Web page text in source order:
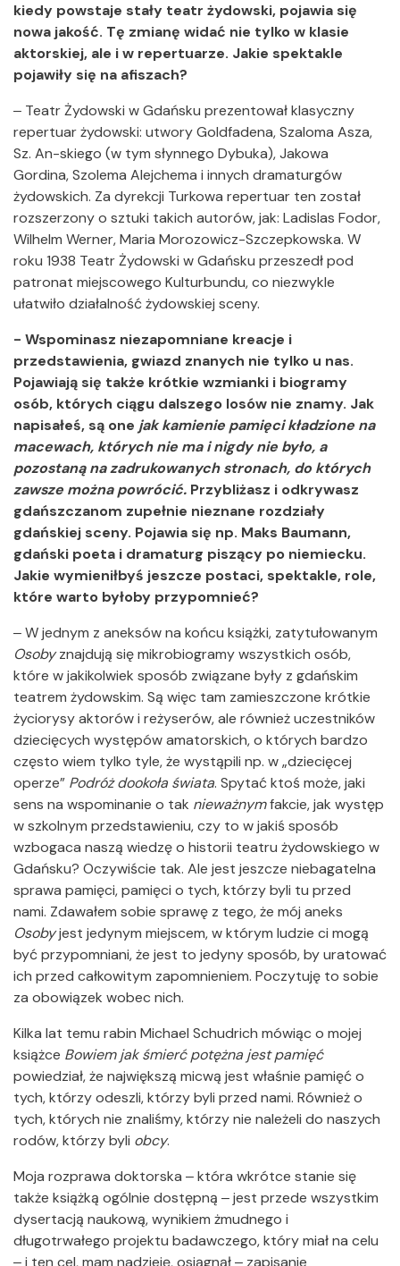
kiedy powstaje stały teatr żydowski, pojawia się
nowa jakość. Tę zmianę widać nie tylko w klasie
aktorskiej, ale i w repertuarze. Jakie spektakle
pojawiły się na afiszach?
‒ Teatr Żydowski w Gdańsku prezentował klasyczny
repertuar żydowski: utwory Goldfadena, Szaloma Asza,
Sz. An-skiego (w tym słynnego Dybuka), Jakowa
Gordina, Szolema Alejchema i innych dramaturgów
żydowskich. Za dyrekcji Turkowa repertuar ten został
rozszerzony o sztuki takich autorów, jak: Ladislas Fodor,
Wilhelm Werner, Maria Morozowicz-Szczepkowska. W
roku 1938 Teatr Żydowski w Gdańsku przeszedł pod
patronat miejscowego Kulturbundu, co niezwykle
ułatwiło działalność żydowskiej sceny.
- Wspominasz niezapomniane kreacje i
przedstawienia, gwiazd znanych nie tylko u nas.
Pojawiają się także krótkie wzmianki i biogramy
osób, których ciągu dalszego losów nie znamy. Jak
napisałeś, są one jak kamienie pamięci kładzione na
macewach, których nie ma i nigdy nie było, a
pozostaną na zadrukowanych stronach, do których
zawsze można powrócić. Przybliżasz i odkrywasz
gdańszczanom zupełnie nieznane rozdziały
gdańskiej sceny. Pojawia się np. Maks Baumann,
gdański poeta i dramaturg piszący po niemiecku.
Jakie wymieniłbyś jeszcze postaci, spektakle, role,
które warto byłoby przypomnieć?
‒ W jednym z aneksów na końcu książki, zatytułowanym
Osobyznajdują się mikrobiogramy wszystkich osób,
które w jakikolwiek sposób związane były z gdańskim
teatrem żydowskim. Są więc tam zamieszczone krótkie
życiorysy aktorów i reżyserów, ale również uczestników
dziecięcych występów amatorskich, o których bardzo
często wiem tylko tyle, że wystąpili np. w „dziecięcej
operze” Podróż dookoła świata. Spytać ktoś może, jaki
sens na wspominanie o tak nieważnymfakcie, jak występ
w szkolnym przedstawieniu, czy to w jakiś sposób
wzbogaca naszą wiedzę o historii teatru żydowskiego w
Gdańsku? Oczywiście tak. Ale jest jeszcze niebagatelna
sprawa pamięci, pamięci o tych, którzy byli tu przed
nami. Zdawałem sobie sprawę z tego, że mój aneks
Osobyjest jedynym miejscem, w którym ludzie ci mogą
być przypomniani, że jest to jedyny sposób, by uratować
ich przed całkowitym zapomnieniem. Poczytuję to sobie
za obowiązek wobec nich.
Kilka lat temu rabin Michael Schudrich mówiąc o mojej
książce Bowiem jak śmierć potężna jest pamięć
powiedział, że największą micwą jest właśnie pamięć o
tych, którzy odeszli, którzy byli przed nami. Również o
tych, których nie znaliśmy, którzy nie należeli do naszych
rodów, którzy byli obcy.
Moja rozprawa doktorska ‒ która wkrótce stanie się
także książką ogólnie dostępną ‒ jest przede wszystkim
dysertacją naukową, wynikiem żmudnego i
długotrwałego projektu badawczego, który miał na celu
‒ i ten cel, mam nadzieję, osiągnął ‒ zapisanie